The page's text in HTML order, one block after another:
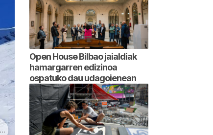
Open House Bilbao jaialdiak
hamargarren edizinoa
ospatuko dau udagoienean